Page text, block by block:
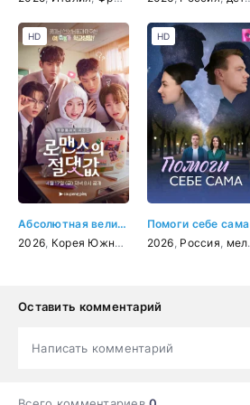
Абсолютная величина любви
2026 Корея Южная мелодрама,комедия
HD
Помоги себе сама
2026 Россия мелодрама
HD
Оставить комментарий
Написать комментарий